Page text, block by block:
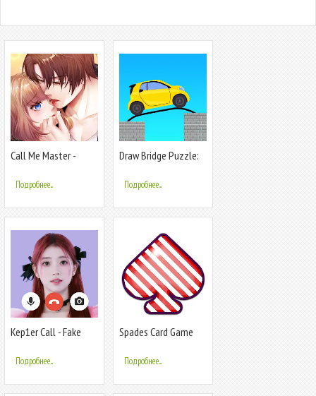
Call Me Master -
Подробнее...
Draw Bridge Puzzle:
Подробнее...
Kep1er Call - Fake
Подробнее...
Spades Card Game
Подробнее...